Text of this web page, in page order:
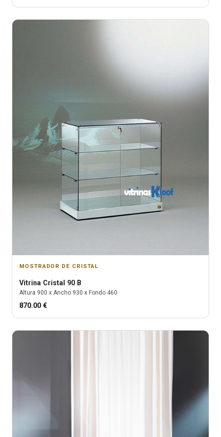
MOSTRADOR DE CRISTAL
Vitrina Cristal 90 B
Altura 900 x Ancho 930 x Fondo 460
870.00 €